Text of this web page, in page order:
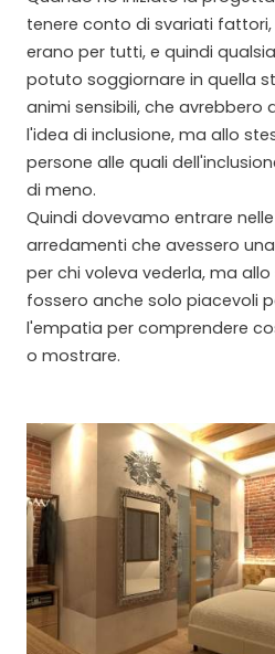
tenere conto di svariati
erano per tutti, e quindi
potuto soggiornare in quella
animi sensibili, che avrebbero
l'idea di inclusione, ma allo
persone alle quali
di meno.
Quindi dovevamo entrare
arredamenti che avessero
per chi voleva vederla, ma
fossero anche solo piacevoli
l'empatia per comprendere
o mostrare.